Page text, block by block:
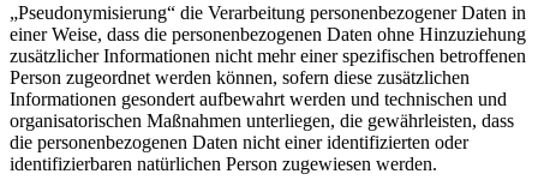
„Pseudonymisierung“ die Verarbeitung personenbezogener Daten in
einer Weise, dass die personenbezogenen Daten ohne Hinzuziehung
zusätzlicher Informationen nicht mehr einer spezifischen betroffenen
Person zugeordnet werden können, sofern diese zusätzlichen
Informationen gesondert aufbewahrt werden und technischen und
organisatorischen Maßnahmen unterliegen, die gewährleisten, dass
die personenbezogenen Daten nicht einer identifizierten oder
identifizierbaren natürlichen Person zugewiesen werden.